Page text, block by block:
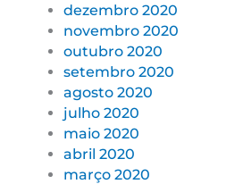
dezembro 2020
novembro 2020
outubro 2020
setembro 2020
agosto 2020
julho 2020
maio 2020
abril 2020
março 2020